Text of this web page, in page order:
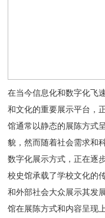
在当今信息化和数字化飞
和文化的重要展示平台，
馆通常以静态的展陈方式
貌，然而随着社会需求和
数字化展示方式，正在逐
校史馆承载了学校文化的
和外部社会大众展示其发
馆在展陈方式和内容呈现